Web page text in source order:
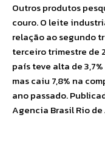
Outros produtos
couro. O leite
relação ao segundo
terceiro trimestre de
país teve alta de
mas caiu 7,8% na
ano passado.
Agencia Brasil Rio